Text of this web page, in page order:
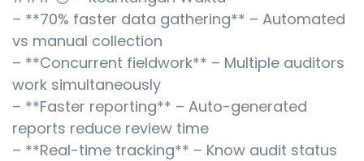
– **70% faster data gathering** – Automated
vs manual collection
– **Concurrent fieldwork** – Multiple auditors
work simultaneously
– **Faster reporting** – Auto-generated
reports reduce review time
– **Real-time tracking** – Know audit status